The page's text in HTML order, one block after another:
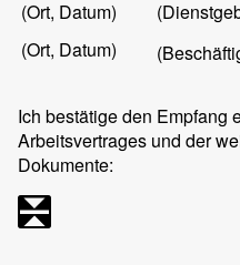
(Ort, Datum)
(Ort, Datum)
Ich bestätige den Empfang
Arbeitsvertrages und der
Dokumente: